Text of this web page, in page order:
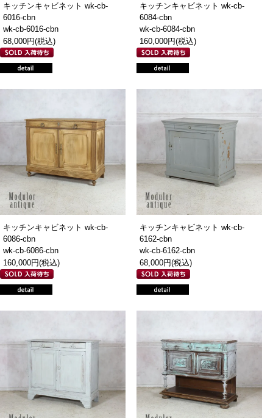
キッチンキャビネット wk-cb-
6016-cbn
wk-cb-6016-cbn
68,000円(税込)
キッチンキャビネット wk-cb-
6084-cbn
wk-cb-6084-cbn
160,000円(税込)
キッチンキャビネット wk-cb-
6086-cbn
wk-cb-6086-cbn
160,000円(税込)
キッチンキャビネット wk-cb-
6162-cbn
wk-cb-6162-cbn
68,000円(税込)